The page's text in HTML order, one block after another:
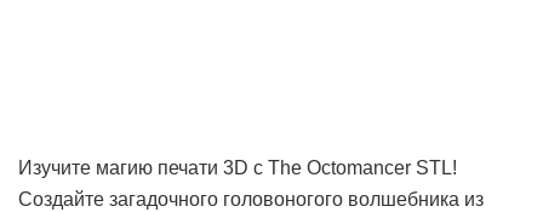
Изучите магию печати 3D с The Octomancer STL!
Создайте загадочного головоногого волшебника из